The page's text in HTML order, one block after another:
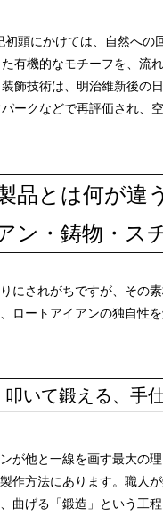
初頭にかけては、自然へ
有機的なモチーフを、流
飾技術は、明治維新後の
ークなどで再評価され、
品とは何が違
ン・鋳物・ス
りにされがちですが、その
ロートアイアンの独自性を
叩いて鍛える、手
が他と一線を画す最大の
作方法にあります。職人
曲げる「鍛造」という工